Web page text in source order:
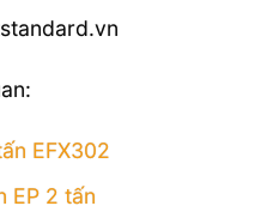
EFX302
EP 2 tấn